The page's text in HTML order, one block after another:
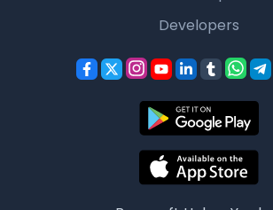
Developers